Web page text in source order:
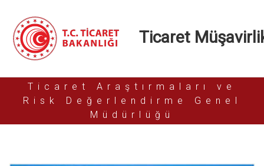
Ticaret
Ticaret Araştırmaları ve
Risk Değerlendirme Genel
Müdürlüğü